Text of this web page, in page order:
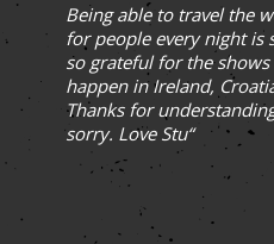
Being able to travel the
for people every night is
so grateful for the
happen in Ireland,
Thanks for
sorry. Love Stu“